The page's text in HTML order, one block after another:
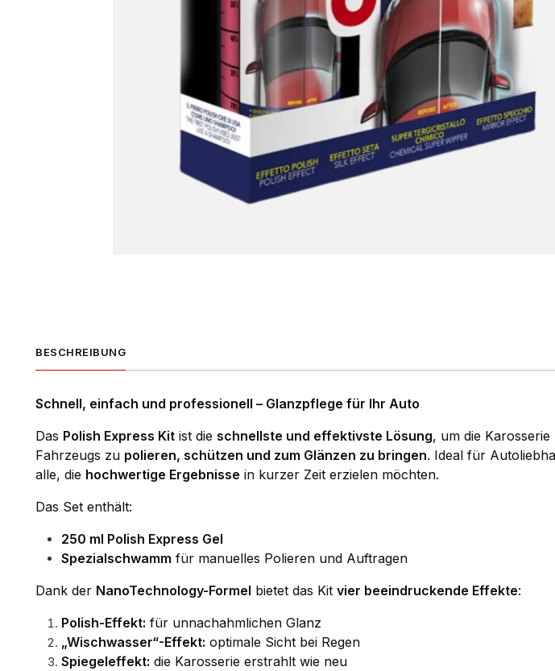
BESCHREIBUNG
Schnell, einfach und professionell – Glanzpflege für Ihr Auto
Das Polish Express Kit ist die schnellste und effektivste Lösung, um die Karosserie
Fahrzeugs zu polieren, schützen und zum Glänzen zu bringen. Ideal für
alle, die hochwertige Ergebnisse in kurzer Zeit erzielen möchten.
Das Set enthält:
250 ml Polish Express Gel
Spezialschwamm für manuelles Polieren und Auftragen
Dank der NanoTechnology-Formel bietet das Kit vier beeindruckende Effekte:
Polish-Effekt: für unnachahmlichen Glanz
„Wischwasser“-Effekt: optimale Sicht bei Regen
Spiegeleffekt: die Karosserie erstrahlt wie neu